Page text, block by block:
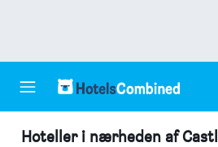
Hoteller i nærheden af